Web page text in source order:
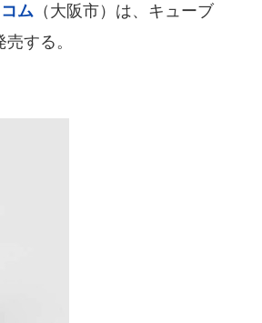
ム （大阪市）は、キューブ
する。